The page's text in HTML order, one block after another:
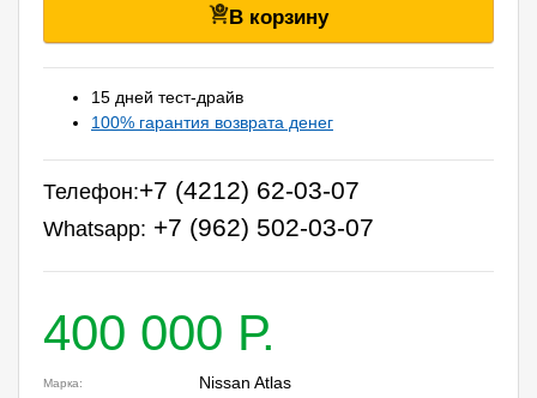
В корзину
15 дней тест-драйв
100% гарантия возврата денег
Телефон:+7 (4212) 62-03-07
Whatsapp: +7 (962) 502-03-07
400 000 Р.
Марка: Nissan Atlas